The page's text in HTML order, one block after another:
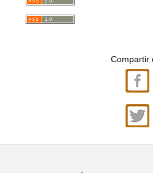
Compartir